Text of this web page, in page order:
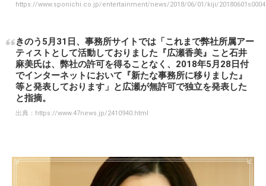
https://www.sponichi.co.jp/entertainment/news/2018/06/01/kiji/
きのう5月31日、事務所サイトでは「これまで弊社所属アー
ティストとして活動しておりました『広瀬香美』こと石井
麻美氏は、弊社の許可を得ることなく、2018年5月28日付
でインターネットにおいて『新たな事務所に移りました』
等と発表しております」と広瀬が無許可で独立を発表した
と指摘。
出典： https://www.47news.jp/2410940.html